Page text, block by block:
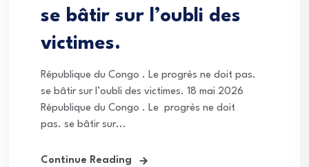
se bâtir sur l’oubli des
victimes.
République du Congo . Le progrès ne doit pas.
se bâtir sur l’oubli des victimes. 18 mai 2026
République du Congo . Le progrès ne doit
pas. se bâtir sur...
Continue Reading